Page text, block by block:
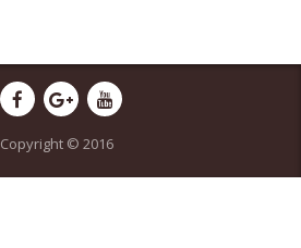
Copyright © 2016